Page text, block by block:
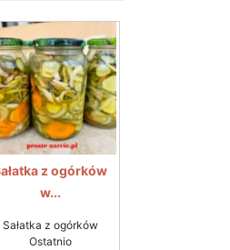
z ogórków
w...
Sałatka z ogórków
Ostatnio